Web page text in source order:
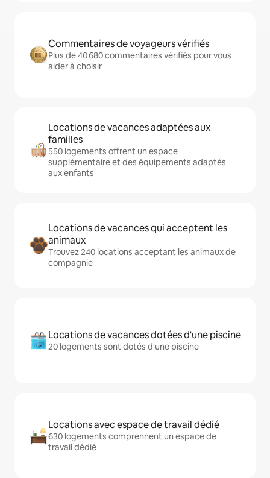
Commentaires de voyageurs vérifiés
Plus de 40 680 commentaires vérifiés pour vous
aider à choisir
Locations de vacances adaptées aux
familles
550 logements offrent un espace
supplémentaire et des équipements adaptés
aux enfants
Locations de vacances qui acceptent les
animaux
Trouvez 240 locations acceptant les animaux de
compagnie
Locations de vacances dotées d'une piscine
20 logements sont dotés d'une piscine
Locations avec espace de travail dédié
630 logements comprennent un espace de
travail dédié